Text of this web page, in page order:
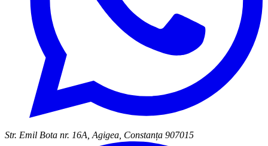
Str. Emil Bota nr. 16A, Agigea, Constanța 907015